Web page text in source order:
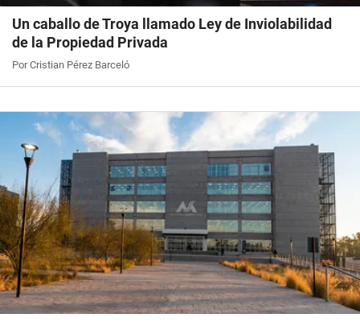
Un caballo de Troya llamado Ley de Inviolabilidad
de la Propiedad Privada
Por Cristian Pérez Barceló